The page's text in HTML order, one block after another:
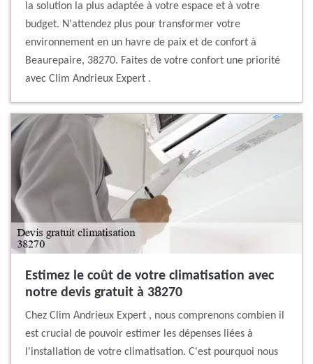
la solution la plus adaptée à votre espace et à votre
budget. N'attendez plus pour transformer votre
environnement en un havre de paix et de confort à
Beaurepaire, 38270. Faites de votre confort une priorité
avec Clim Andrieux Expert .
Estimez le coût de votre climatisation avec
notre devis gratuit à 38270
Chez Clim Andrieux Expert , nous comprenons combien il
est crucial de pouvoir estimer les dépenses liées à
l'installation de votre climatisation. C'est pourquoi nous